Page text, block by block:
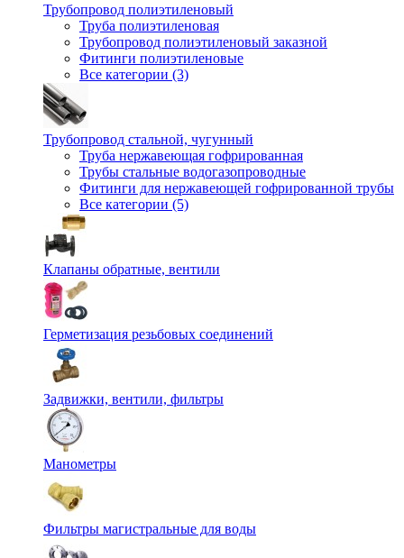
Трубопровод полиэтиленовый
Труба полиэтиленовая
Трубопровод полиэтиленовый заказной
Фитинги полиэтиленовые
Все категории (3)
Трубопровод стальной, чугунный
Труба нержавеющая гофрированная
Трубы стальные водогазопроводные
Фитинги для нержавеющей гофрированной трубы
Все категории (5)
Клапаны обратные, вентили
Герметизация резьбовых соединений
Задвижки, вентили, фильтры
Манометры
Фильтры магистральные для воды